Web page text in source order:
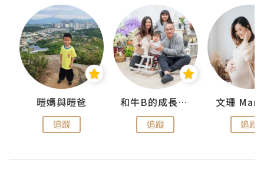
暟媽與暟爸
追蹤
和牛B的成長日記
追蹤
文珊
追蹤